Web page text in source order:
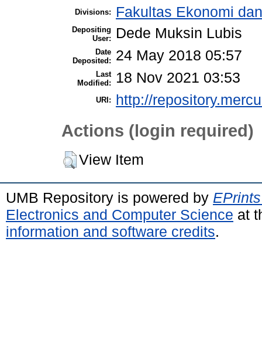
Divisions: Fakultas Ekonomi
Depositing
User:
Dede Muksin Lubis
Date
Deposited:
24 May 2018 05:57
Last
Modified:
18 Nov 2021 03:53
URI: http://
Actions (login required)
View Item
UMB Repository is powered by
Electronics and Computer Science at
information and software credits.